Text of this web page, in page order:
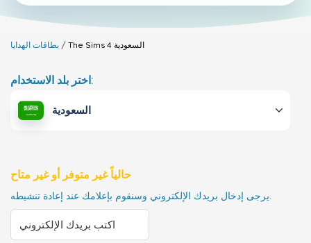
بطاقات الهدايا The Sims 4 السعودية
اختر بلد الاستخدام:
السعودية
حالياً غير متوفر أو غير متاح
يرجى إدخال بريدك الإلكتروني وسنقوم بإعلامك عند إعادة تنشيطه.